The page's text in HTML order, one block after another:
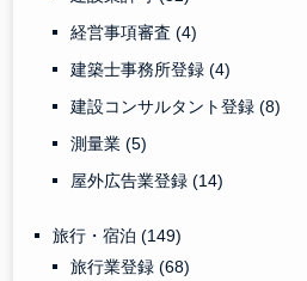
経営事項審査(4)
建築士事務所登録(4)
建設コンサルタント登録(8)
測量業(5)
屋外広告業登録(14)
旅行・宿泊(149)
旅行業登録(68)